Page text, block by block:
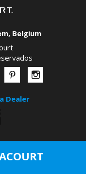
, Belgium
Dealer